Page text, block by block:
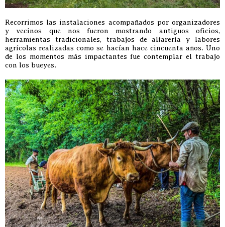
Recorrimos las instalaciones acompañados por organizadores
y vecinos que nos fueron mostrando antiguos oficios,
herramientas tradicionales, trabajos de alfarería y labores
agrícolas realizadas como se hacían hace cincuenta años. Uno
de los momentos más impactantes fue contemplar el trabajo
con los bueyes.